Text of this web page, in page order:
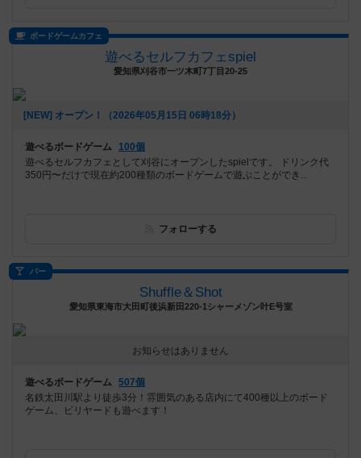
ボードゲームカフェ
遊べるセルフカフェspiel
愛知県刈谷市一ツ木町7丁目20-25
[NEW] オープン！（2026年05月15日 06時18分）
遊べるボードゲーム
100個
遊べるセルフカフェとして刈谷にオープンしたspielです。 ドリンク代
350円〜だけで現在約200種類のボードゲームで遊ぶことができ...
フォローする
バー
Shuffle＆Shot
愛知県東海市大田町後浜新田220-1シャーメゾン叶E号室
お知らせはありません
遊べるボードゲーム 507個
名鉄太田川駅より徒歩3分！雰囲気のある店内にて400種以上のボード
ゲーム、ビリヤードも遊べます！